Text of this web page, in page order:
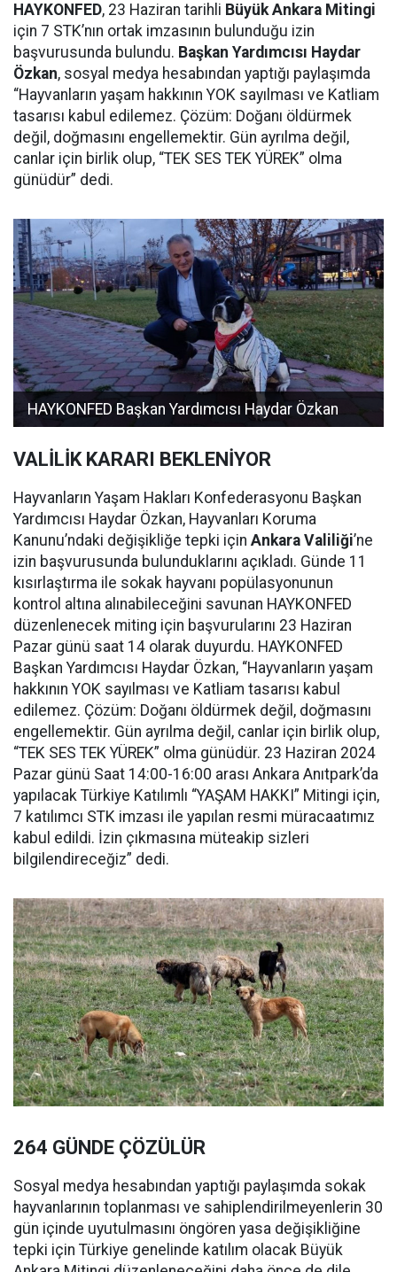
HAYKONFED, 23 Haziran tarihli Büyük Ankara Mitingi
için 7 STK’nın ortak imzasının bulunduğu izin
başvurusunda bulundu. Başkan Yardımcısı Haydar
Özkan, sosyal medya hesabından yaptığı paylaşımda
“Hayvanların yaşam hakkının YOK sayılması ve Katliam
tasarısı kabul edilemez. Çözüm: Doğanı öldürmek
değil, doğmasını engellemektir. Gün ayrılma değil,
canlar için birlik olup, “TEK SES TEK YÜREK” olma
günüdür” dedi.
HAYKONFED Başkan Yardımcısı Haydar Özkan
VALİLİK KARARI BEKLENİYOR
Hayvanların Yaşam Hakları Konfederasyonu Başkan
Yardımcısı Haydar Özkan, Hayvanları Koruma
Kanunu’ndaki değişikliğe tepki için Ankara Valiliği’ne
izin başvurusunda bulunduklarını açıkladı. Günde 11
kısırlaştırma ile sokak hayvanı popülasyonunun
kontrol altına alınabileceğini savunan HAYKONFED
düzenlenecek miting için başvurularını 23 Haziran
Pazar günü saat 14 olarak duyurdu. HAYKONFED
Başkan Yardımcısı Haydar Özkan, “Hayvanların yaşam
hakkının YOK sayılması ve Katliam tasarısı kabul
edilemez. Çözüm: Doğanı öldürmek değil, doğmasını
engellemektir. Gün ayrılma değil, canlar için birlik olup,
“TEK SES TEK YÜREK” olma günüdür. 23 Haziran 2024
Pazar günü Saat 14:00-16:00 arası Ankara Anıtpark’da
yapılacak Türkiye Katılımlı “YAŞAM HAKKI” Mitingi için,
7 katılımcı STK imzası ile yapılan resmi müracaatımız
kabul edildi. İzin çıkmasına müteakip sizleri
bilgilendireceğiz” dedi.
264 GÜNDE ÇÖZÜLÜR
Sosyal medya hesabından yaptığı paylaşımda sokak
hayvanlarının toplanması ve sahiplendirilmeyenlerin 30
gün içinde uyutulmasını öngören yasa değişikliğine
tepki için Türkiye genelinde katılım olacak Büyük